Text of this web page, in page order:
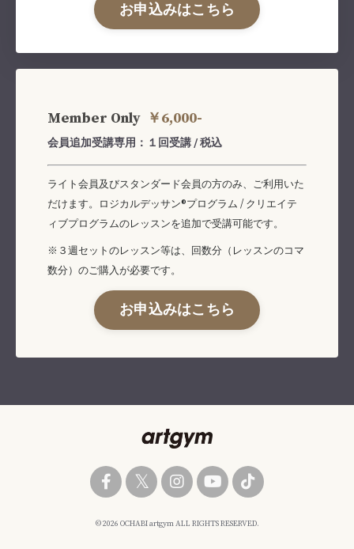
お申込みはこちら
Member Only ￥6,000-
会員追加受講専用：１回受講 / 税込
ライト会員及びスタンダード会員の方のみ、ご利用いた
だけます。ロジカルデッサン®︎プログラム / クリエイテ
ィブプログラムのレッスンを追加で受講可能です。
※３週セットのレッスン等は、回数分（レッスンのコマ
数分）のご購入が必要です。
お申込みはこちら
© 2026 OCHABI artgym ALL RIGHTS RESERVED.